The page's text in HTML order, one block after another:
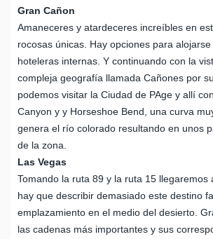
Gran Cañon
Amaneceres y atardeceres increíbles en
rocosas únicas. Hay opciones para
hoteleras internas. Y continuando con la
compleja geografía llamada Cañones por
podemos visitar la Ciudad de PAge y allí
Canyon y y Horseshoe Bend, una curva
genera el río colorado resultando en unos
de la zona.
Las Vegas
Tomando la ruta 89 y la ruta 15 llegaremos
hay que describir demasiado este destino
emplazamiento en el medio del desierto.
las cadenas más importantes y sus